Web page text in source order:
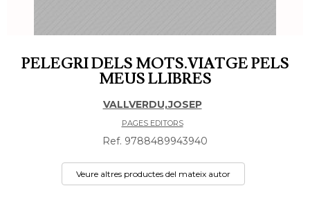
PELEGRI DELS MOTS.VIATGE PELS
MEUS LLIBRES
VALLVERDU,JOSEP
PAGES EDITORS
Ref. 9788489943940
Veure altres productes del mateix autor